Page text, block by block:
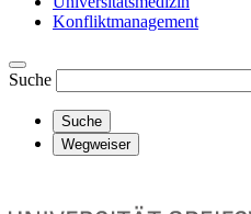
Konfliktmanagement
Suche
Suche
Wegweiser